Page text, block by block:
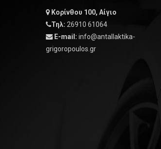
Κορίνθου 100, Αίγιο
Τηλ: 26910 61064
E-mail: info@antallaktika-
grigoropoulos.gr